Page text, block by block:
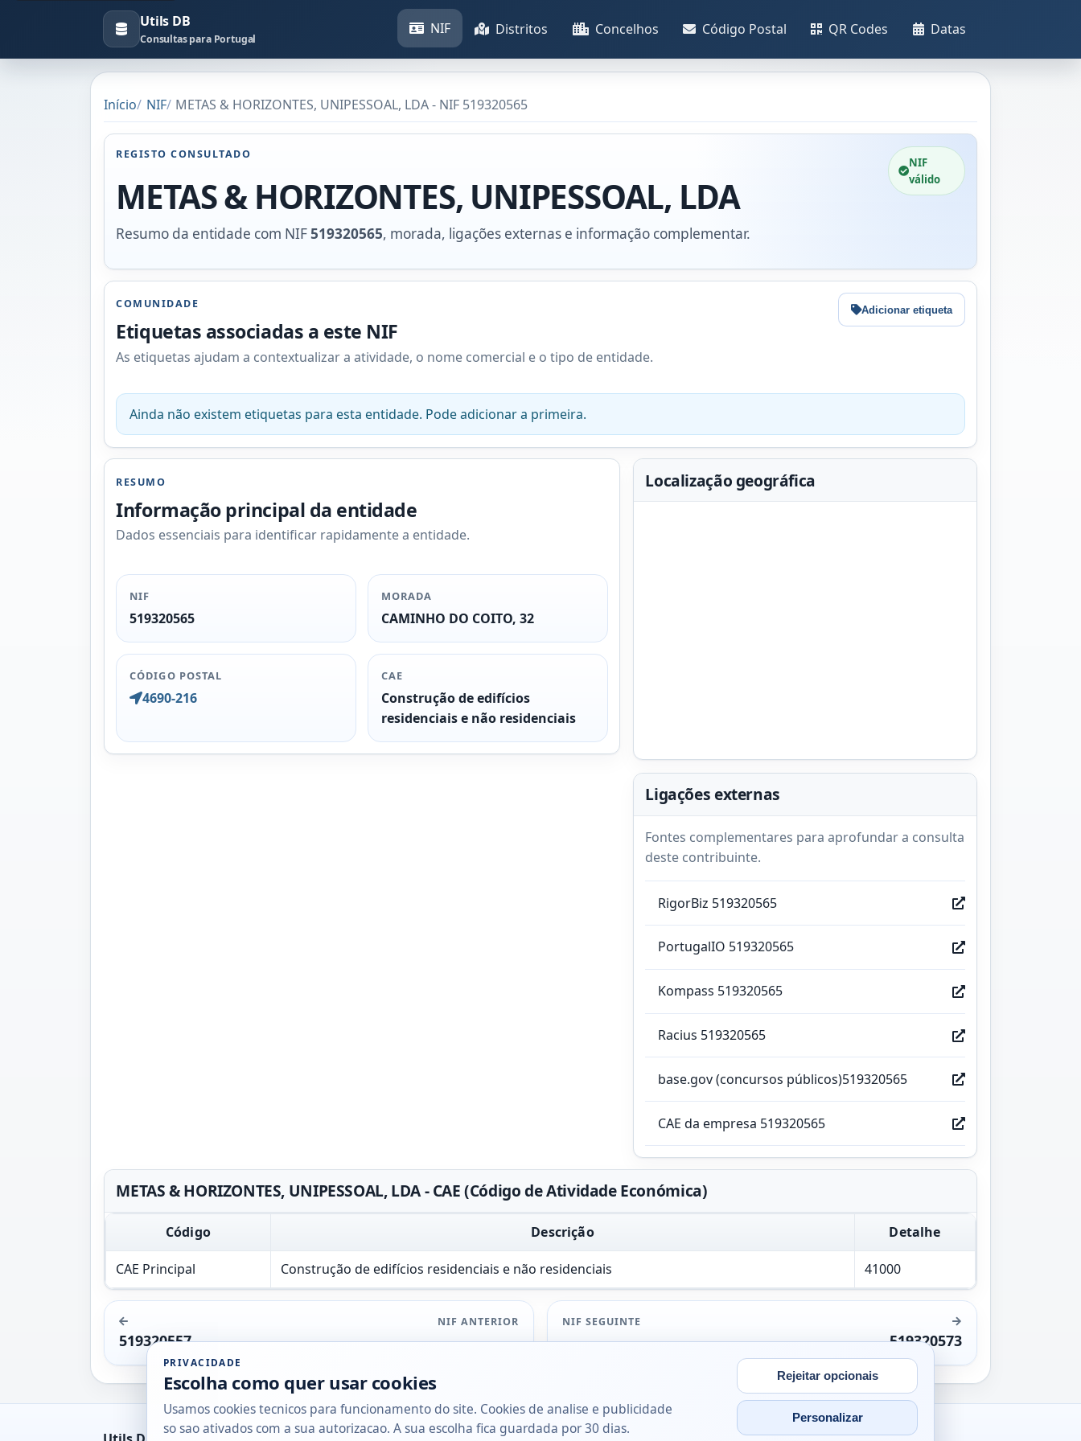
Utils DB
Consultas para Portugal
NIF Distritos Concelhos Código Postal QR Codes Datas
Início NIF METAS & HORIZONTES, UNIPESSOAL, LDA - NIF 519320565
REGISTO CONSULTADO
METAS & HORIZONTES, UNIPESSOAL, LDA
Resumo da entidade com NIF519320565, morada, ligações externas e informação complementar.
NIF
válido
COMUNIDADE
Etiquetas associadas a este NIF
As etiquetas ajudam a contextualizar a atividade, o nome comercial e o tipo de entidade.
Adicionar etiqueta
Ainda não existem etiquetas para esta entidade. Pode adicionar a primeira.
RESUMO
Informação principal da entidade
Dados essenciais para identificar rapidamente a entidade.
NIF
519320565
MORADA
CAMINHO DO COITO, 32
CÓDIGO POSTAL
4690-216
CAE
Construção de edifícios
residenciais e não residenciais
Localização geográfica
Ligações externas
Fontes complementares para aprofundar a consulta
deste contribuinte.
RigorBiz 519320565
PortugalIO 519320565
Kompass 519320565
Racius 519320565
base.gov (concursos públicos)519320565
CAE da empresa 519320565
METAS & HORIZONTES, UNIPESSOAL, LDA - CAE (Código de Atividade Económica)
Código Descrição Detalhe
CAE Principal Construção de edifícios residenciais e não residenciais 41000
NIF ANTERIOR
519320557
NIF SEGUINTE
519320573
PRIVACIDADE
Escolha como quer usar cookies
Usamos cookies tecnicos para funcionamento do site. Cookies de analise e publicidade
so sao ativados com a sua autorizacao. A sua escolha fica guardada por 30 dias.
Rejeitar opcionais
Personalizar